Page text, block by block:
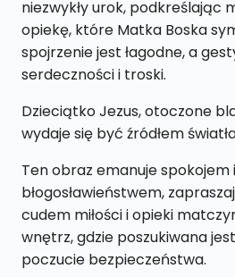
CM
niezwykły urok, podkreślając
opiekę, które Matka Boska
spojrzenie jest łagodne, a
serdeczności i troski.
Dzieciątko Jezus, otoczone
wydaje się być źródłem
Ten obraz emanuje spokojem i
błogosławieństwem,
cudem miłości i opieki
wnętrz, gdzie poszukiwana
poczucie bezpieczeństwa.